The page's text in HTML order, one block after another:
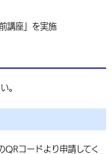
講座」を実施
。
QRコードより申請してく